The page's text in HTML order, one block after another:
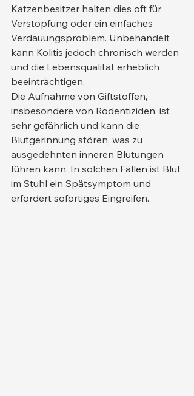
Katzenbesitzer halten dies oft für
Verstopfung oder ein einfaches
Verdauungsproblem. Unbehandelt
kann Kolitis jedoch chronisch werden
und die Lebensqualität erheblich
beeinträchtigen.
Die Aufnahme von Giftstoffen,
insbesondere von Rodentiziden, ist
sehr gefährlich und kann die
Blutgerinnung stören, was zu
ausgedehnten inneren Blutungen
führen kann. In solchen Fällen ist Blut
im Stuhl ein Spätsymptom und
erfordert sofortiges Eingreifen.